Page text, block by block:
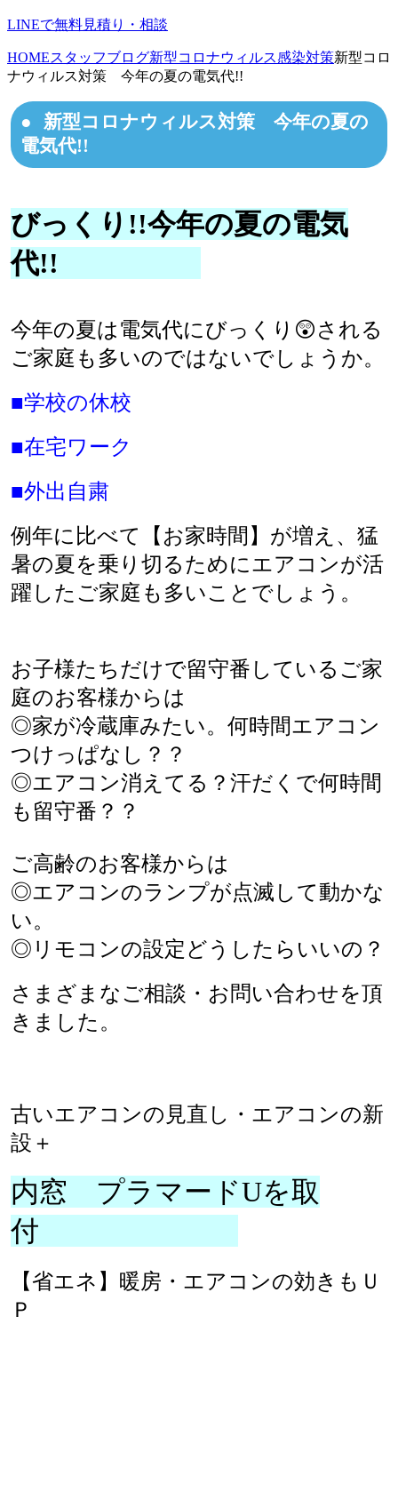
LINEで無料見積り・相談
HOMEスタッフブログ新型コロナウィルス感染対策新型コロ
ナウィルス対策 今年の夏の電気代!!
新型コロナウィルス対策 今年の夏の
電気代!!
びっくり!!今年の夏の電気
代!!
今年の夏は電気代にびっくり😲される
ご家庭も多いのではないでしょうか。
■学校の休校
■在宅ワーク
■外出自粛
例年に比べて【お家時間】が増え、猛
暑の夏を乗り切るためにエアコンが活
躍したご家庭も多いことでしょう。
お子様たちだけで留守番しているご家
庭のお客様からは
◎家が冷蔵庫みたい。何時間エアコン
つけっぱなし？？
◎エアコン消えてる？汗だくで何時間
も留守番？？
ご高齢のお客様からは
◎エアコンのランプが点滅して動かな
い。
◎リモコンの設定どうしたらいいの？
さまざまなご相談・お問い合わせを頂
きました。
古いエアコンの見直し・エアコンの新
設＋
内窓 プラマードUを取
付
【省エネ】暖房・エアコンの効きもＵ
Ｐ